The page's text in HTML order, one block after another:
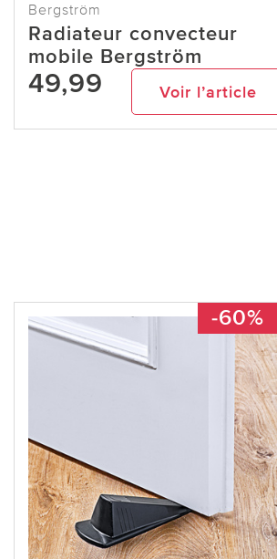
Bergström
Radiateur convecteur
mobile Bergström
49,99 Voir l’article
-60%